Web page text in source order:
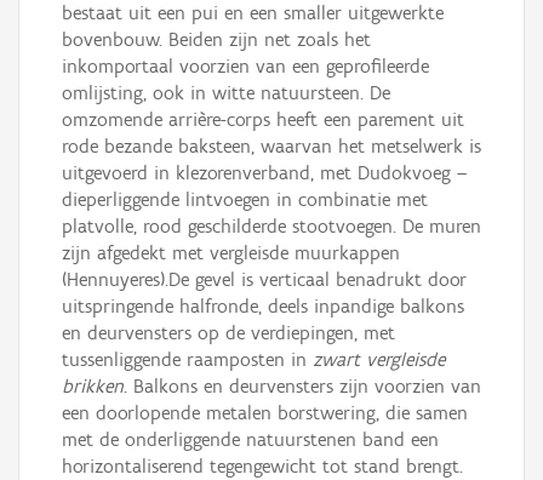
bestaat uit een pui en een smaller uitgewerkte
bovenbouw. Beiden zijn net zoals het
inkomportaal voorzien van een geprofileerde
omlijsting, ook in witte natuursteen. De
omzomende arrière-corps heeft een parement uit
rode bezande baksteen, waarvan het metselwerk is
uitgevoerd in klezorenverband, met Dudokvoeg –
dieperliggende lintvoegen in combinatie met
platvolle, rood geschilderde stootvoegen. De muren
zijn afgedekt met vergleisde muurkappen
(Hennuyeres).De gevel is verticaal benadrukt door
uitspringende halfronde, deels inpandige balkons
en deurvensters op de verdiepingen, met
tussenliggende raamposten in zwart vergleisde
brikken. Balkons en deurvensters zijn voorzien van
een doorlopende metalen borstwering, die samen
met de onderliggende natuurstenen band een
horizontaliserend tegengewicht tot stand brengt.